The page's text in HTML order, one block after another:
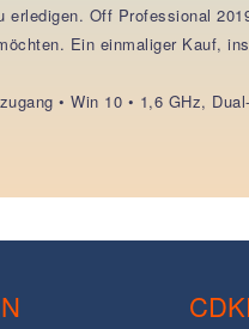
Off Professional
Ein einmaliger Kauf,
• Win 10 • 1,6 GHz,